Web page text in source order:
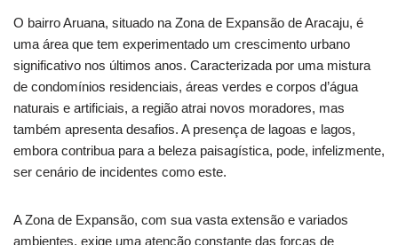
O bairro Aruana, situado na Zona de Expansão de Aracaju, é
uma área que tem experimentado um crescimento urbano
significativo nos últimos anos. Caracterizada por uma mistura
de condomínios residenciais, áreas verdes e corpos d’água
naturais e artificiais, a região atrai novos moradores, mas
também apresenta desafios. A presença de lagoas e lagos,
embora contribua para a beleza paisagística, pode, infelizmente,
ser cenário de incidentes como este.
A Zona de Expansão, com sua vasta extensão e variados
ambientes, exige uma atenção constante das forças de